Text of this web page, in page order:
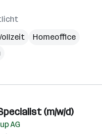
Homeoffice
(m/w/d)
AG